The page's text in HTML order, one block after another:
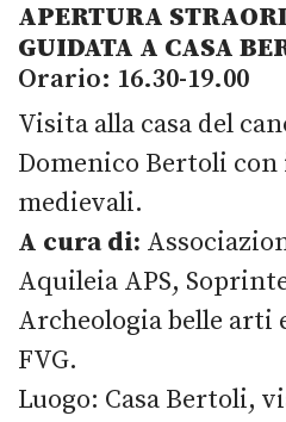
APERTURA
GUIDATA A CASA
Orario: 16.30-19.00
Visita alla casa del
Domenico Bertoli con
medievali.
A cura di:
Aquileia APS,
Archeologia belle arti
FVG.
Luogo: Casa Bertoli,